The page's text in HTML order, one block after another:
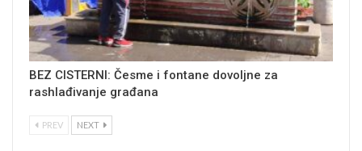
BEZ CISTERNI: Česme i fontane dovoljne za
rashlađivanje građana
PREV NEXT